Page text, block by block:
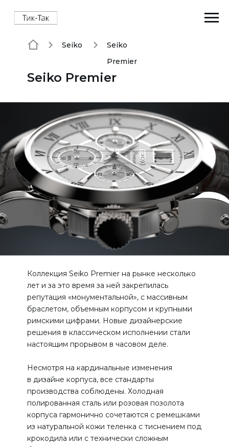
Seiko
Seiko
Premier
Seiko Premier
Коллекция Seiko Premier на рынке несколько
лет и за это время за ней закрепилась
репутация «монументальной», с массивным
браслетом, объемным корпусом и крупными
римскими цифрами. Новые дизайнерские
решения в классическом исполнении стали
настоящим прорывом в часовом деле.
Несмотря на кардинальные изменения
в дизайне корпуса, все стандарты
производства соблюдены. Холодная
полированная сталь или розовая позолота
корпуса гармонично сочетаются с ремешками
из натуральной кожи теленка с тиснением под
крокодила или с технически сложным